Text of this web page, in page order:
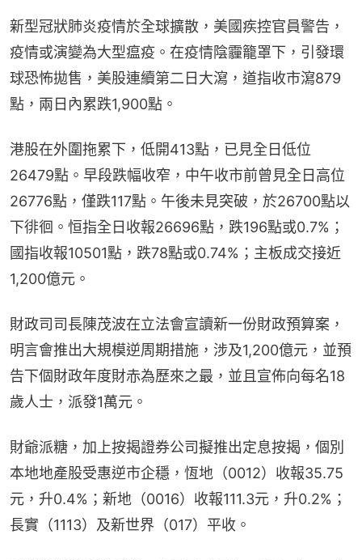
新型冠狀肺炎疫情於全球擴散，美國疾控官員警告，
疫情或演變為大型瘟疫。在疫情陰霾籠罩下，引發環
球恐怖拋售，美股連續第二日大瀉，道指收市瀉879
點，兩日內累跌1,900點。
港股在外圍拖累下，低開413點，已見全日低位
26479點。早段跌幅收窄，中午收市前曾見全日高位
26776點，僅跌117點。午後未見突破，於26700點以
下徘徊。恒指全日收報26696點，跌196點或0.7%；
國指收報10501點，跌78點或0.74%；主板成交接近
1,200億元。
財政司司長陳茂波在立法會宣讀新一份財政預算案，
明言會推出大規模逆周期措施，涉及1,200億元，並預
告下個財政年度財赤為歷來之最，並且宣佈向每名18
歲人士，派發1萬元。
財爺派糖，加上按揭證券公司擬推出定息按揭，個別
本地地產股受惠逆市企穩，恆地（0012）收報35.75
元，升0.4%；新地（0016）收報111.3元，升0.2%；
長實（1113）及新世界（017）平收。